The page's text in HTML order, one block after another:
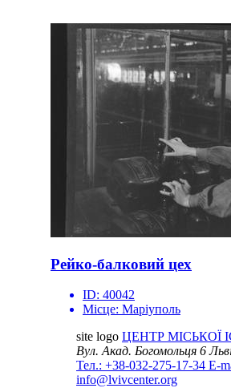
Рейко-балковий цех
ID: 40042
Місце: Маріуполь
site logo ЦЕНТР МІСЬКОЇ
Вул. Акад. Богомольця 6
Тел.: +38-032-275-17-34 E-
info@lvivcenter.org